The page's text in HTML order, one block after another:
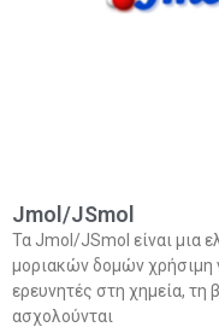
Jmol/JSmol
Τα Jmol/JSmol είναι μια
μοριακών δομών χρήσιμη
ερευνητές στη χημεία, τη
ασχολούνται